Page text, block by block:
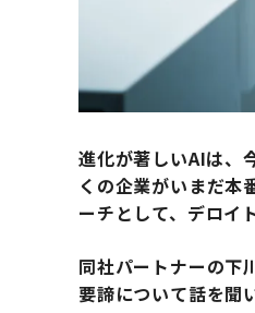
進化が著しいAIは、
くの企業がいまだ本
ーチとして、デロイ
同社パートナーの下
要諦について話を聞